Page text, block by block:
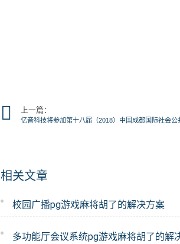
上一篇：
亿音科技将参加第十八届（2018）中国成都国际社会
相关文章
校园广播pg游戏麻将胡了的解决方案
多功能厅会议系统pg游戏麻将胡了的解